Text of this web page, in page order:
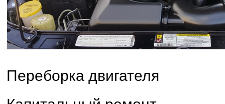
Переборка двигателя